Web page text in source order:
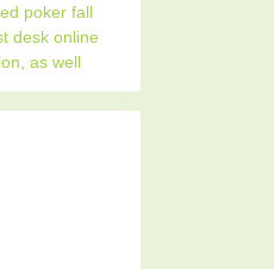
poker fall
desk online
as well